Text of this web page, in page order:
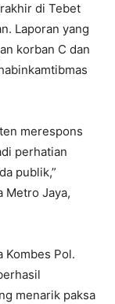
di Tebet
Laporan yang
korban C dan
merespons
perhatian
publik,”
Metro Jaya,
Kombes Pol.
menarik paksa